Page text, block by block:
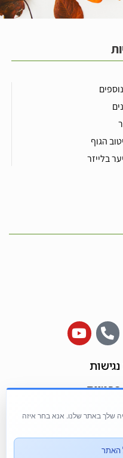
הגוף
בלייזר
פרטיות
שלך באתר שלנו. אנא בחר איזה
האתר